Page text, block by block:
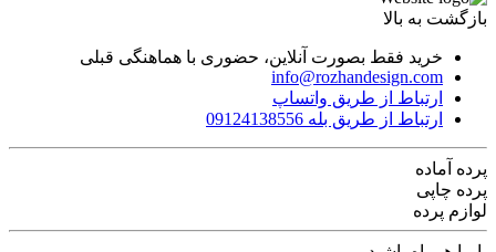
بازگشت به بالا
خرید فقط بصورت آنلاین، حضوری با هماهنگی قبلی
info@rozhandesign.com
ارتباط از طریق واتساپ
ارتباط از طریق بله 09124138556
پرده‌ آماده
پرده چاپی
لوازم پرده